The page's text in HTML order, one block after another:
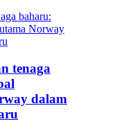
tenaga
dalam